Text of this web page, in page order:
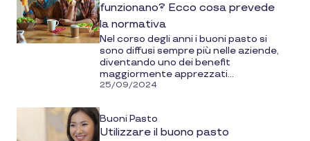
funzionano? Ecco cosa prevede
la normativa
Nel corso degli anni i buoni pasto si
sono diffusi sempre più nelle aziende,
diventando uno dei benefit
maggiormente apprezzati...
25/09/2024
Buoni Pasto
Utilizzare il buono pasto